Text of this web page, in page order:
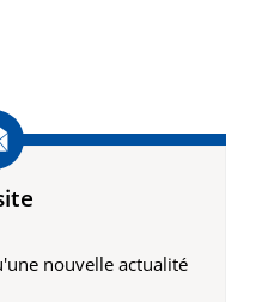
nouvelle actualité